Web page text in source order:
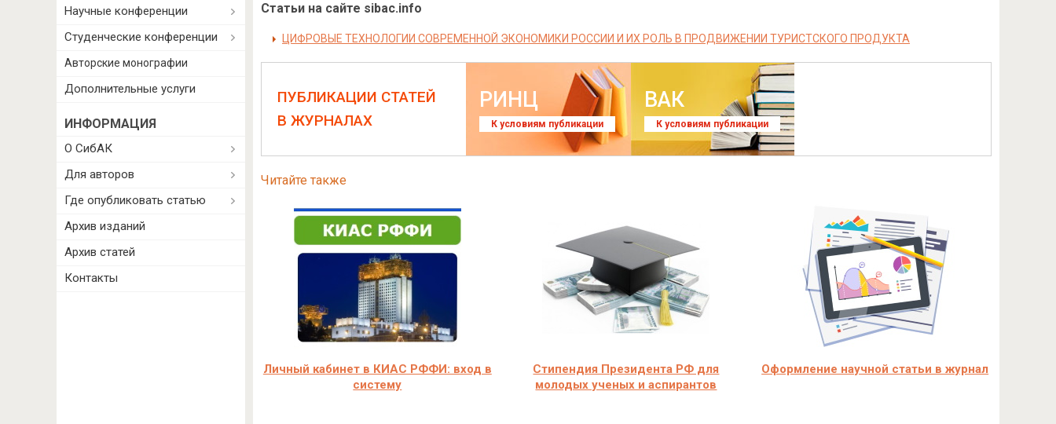
Статьи на сайте sibac.info
ЦИФРОВЫЕ ТЕХНОЛОГИИ СОВРЕМЕННОЙ ЭКОНОМИКИ РОССИИ И ИХ РОЛЬ В ПРОДВИЖЕНИИ ТУРИСТСКОГО ПРОДУКТА
ПУБЛИКАЦИИ СТАТЕЙ
В ЖУРНАЛАХ
РИНЦ
К условиям публикации
ВАК
К условиям публикации
Читайте также
Личный кабинет в КИАС РФФИ: вход в
систему
Стипендия Президента РФ для
молодых ученых и аспирантов
Оформление научной статьи в журнал
Научные конференции
Студенческие конференции
Авторские монографии
Дополнительные услуги
ИНФОРМАЦИЯ
О СибАК
Для авторов
Где опубликовать статью
Архив изданий
Архив статей
Контакты